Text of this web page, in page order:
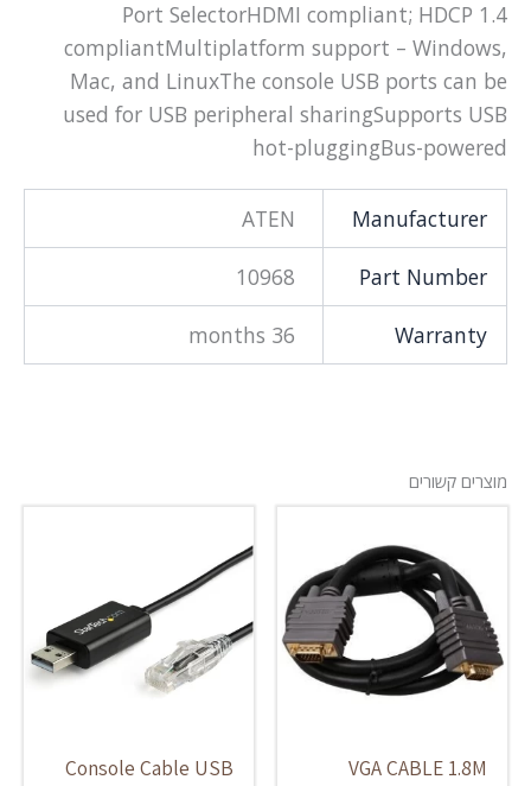
Port SelectorHDMI compliant; HDCP 1.4
compliantMultiplatform support – Windows,
Mac, and LinuxThe console USB ports can be
used for USB peripheral sharingSupports USB
hot-pluggingBus-powered
Manufacturer
ATEN
Part Number
10968
Warranty
36 months
מוצרים קשורים
VGA CABLE 1.8M
Console Cable USB